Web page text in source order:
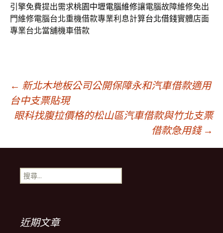
引擎免費提出需求桃園中壢電腦維修讓電腦故障維修免出
門維修電腦台北重機借款專業利息計算台北借錢實體店面
專業台北當舖機車借款
文
章
導
航
列
← 新北木地板公司公開保障永和汽車借款適用
台中支票貼現
眼科找腹拉價格的松山區汽車借款與竹北支票
借款急用錢 →
搜
尋
近期文章